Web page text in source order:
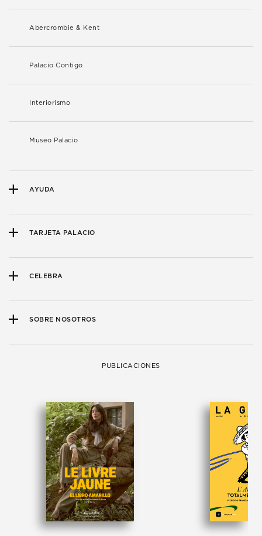
Abercrombie & Kent
Palacio Contigo
Interiorismo
Museo Palacio
AYUDA
TARJETA PALACIO
CELEBRA
SOBRE NOSOTROS
PUBLICACIONES